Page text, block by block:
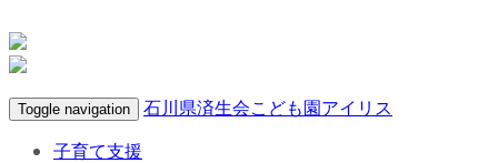
Toggle navigation
石川県済生会こども園アイリス
子育て支援